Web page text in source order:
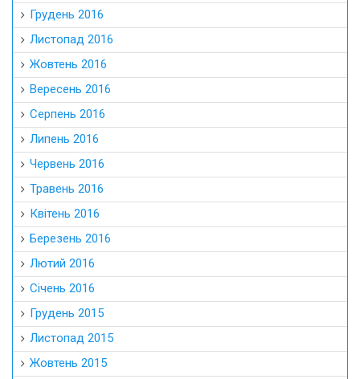
Грудень 2016
Листопад 2016
Жовтень 2016
Вересень 2016
Серпень 2016
Липень 2016
Червень 2016
Травень 2016
Квітень 2016
Березень 2016
Лютий 2016
Січень 2016
Грудень 2015
Листопад 2015
Жовтень 2015